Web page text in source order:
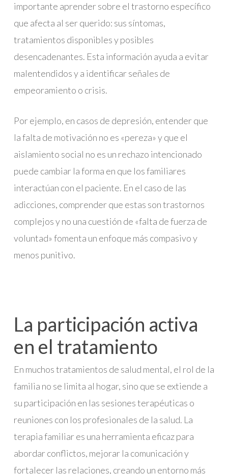
importante aprender sobre el trastorno específico
que afecta al ser querido: sus síntomas,
tratamientos disponibles y posibles
desencadenantes. Esta información ayuda a evitar
malentendidos y a identificar señales de
empeoramiento o crisis.
Por ejemplo, en casos de depresión, entender que
la falta de motivación no es «pereza» y que el
aislamiento social no es un rechazo intencionado
puede cambiar la forma en que los familiares
interactúan con el paciente. En el caso de las
adicciones, comprender que estas son trastornos
complejos y no una cuestión de «falta de fuerza de
voluntad» fomenta un enfoque más compasivo y
menos punitivo.
La participación activa
en el tratamiento
En muchos tratamientos de salud mental, el rol de la
familia no se limita al hogar, sino que se extiende a
su participación en las sesiones terapéuticas o
reuniones con los profesionales de la salud. La
terapia familiar es una herramienta eficaz para
abordar conflictos, mejorar la comunicación y
fortalecer las relaciones, creando un entorno más